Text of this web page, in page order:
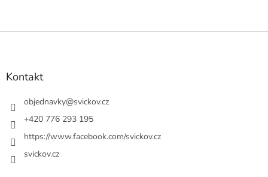
Z
Kontakt
objednavky@svickov.cz
+420 776 293 195
https://www.facebook.com/svickov.cz
svickov.cz